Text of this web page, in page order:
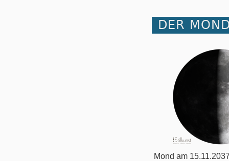
DER
Mond am